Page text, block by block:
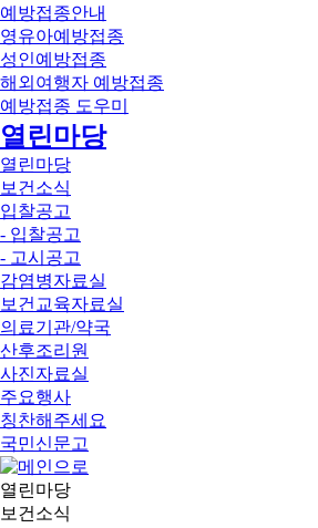
예방접종안내
영유아예방접종
성인예방접종
해외여행자 예방접종
예방접종 도우미
열린마당
열린마당
보건소식
입찰공고
- 입찰공고
- 고시공고
감염병자료실
보건교육자료실
의료기관/약국
산후조리원
사진자료실
주요행사
칭찬해주세요
국민신문고
열린마당
보건소식